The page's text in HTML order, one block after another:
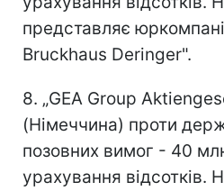
представляє
Bruckhaus Deringer".
8. „GEA Group
(Німеччина) проти
позовних вимог - 40
урахування відсотків.